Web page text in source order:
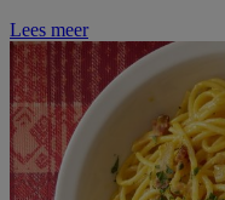
Lees meer